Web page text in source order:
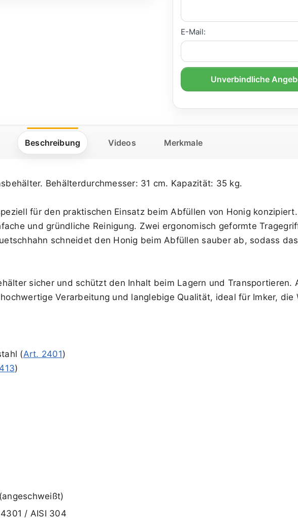
E-Mail:
Unverbindliche
Beschreibung Videos Merkmale
Behälterdurchmesser: 31 cm. Kapazität: 35 kg.
für den praktischen Einsatz beim Abfüllen von Honig
und gründliche Reinigung. Zwei ergonomisch geformte
schneidet den Honig beim Abfüllen sauber ab, sodass
sicher und schützt den Inhalt beim Lagern und Transportieren.
Verarbeitung und langlebige Qualität, ideal für Imker, die
(Art. 2401)
)
/ AISI 304